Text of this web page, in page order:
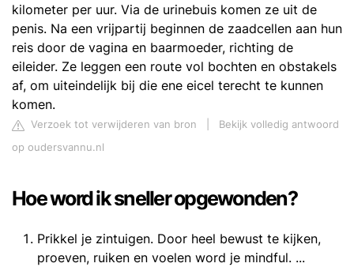
kilometer per uur. Via de urinebuis komen ze uit de
penis. Na een vrijpartij beginnen de zaadcellen aan hun
reis door de vagina en baarmoeder, richting de
eileider. Ze leggen een route vol bochten en obstakels
af, om uiteindelijk bij die ene eicel terecht te kunnen
komen.
Verzoek tot verwijderen van bron
Bekijk volledig antwoord
op oudersvannu.nl
Hoe word ik sneller opgewonden?
Prikkel je zintuigen. Door heel bewust te kijken,
proeven, ruiken en voelen word je mindful. ...